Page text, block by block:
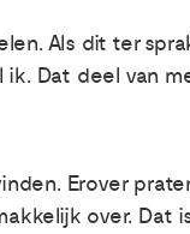
Als dit ter
Dat deel van
Erover
over. Dat